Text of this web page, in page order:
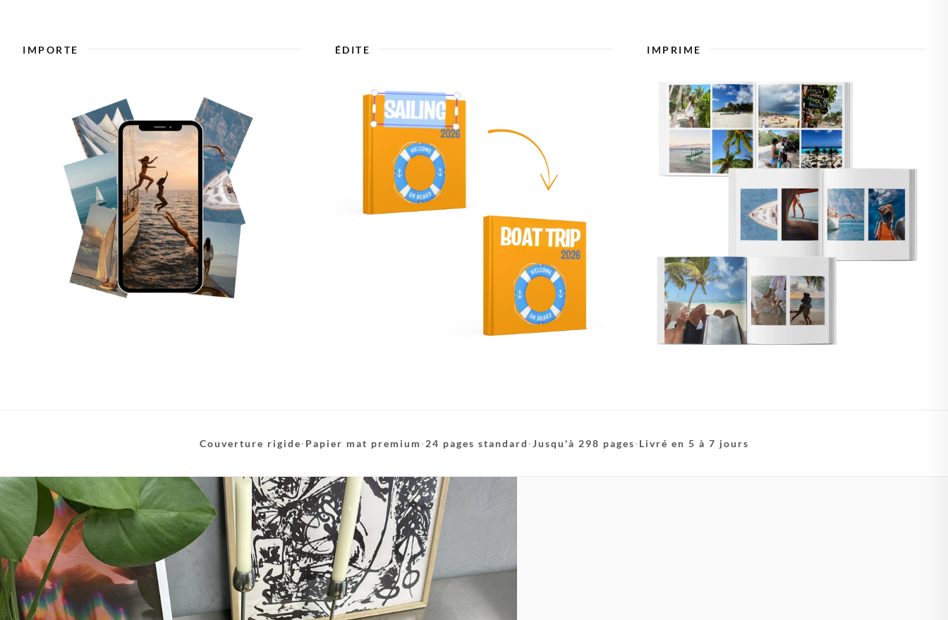
IMPORTE ÉDITE IMPRIME
Couverture rigide· Papier mat premium · 24 pages standard ·Jusqu'à 298 pages· Livré en 5 à 7 jours